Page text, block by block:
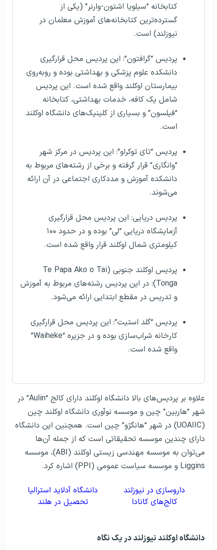
کتابخانه “سیلویا اشتون-وارنر” (یکی از
گسترده‌ترین کتابخانه‌های آموزش معلمان در
نیوزلند) است.
پردیس “گرافتون”: این پردیس محل قرارگیری
دانشکده علوم پزشکی و بهداشتی بوده و روبه‌روی
بیمارستان اوکلند واقع شده است. این پردیس
شامل یک کافه، خدمات بهداشتی، کتابخانه
“فیلسون” و بسیاری از کلینیک‌های دانشگاه اوکلند
است.
پردیس “تای توکراو”: این پردیس در مرکز شهر
“وانگاری” قرار گرفته و برخی از رشته‌های مربوط به
دانشکده‌ آموزش و مددکاری اجتماعی در آن ارائه
می‌شوند.
پردیس دریایی: این پردیس محل قرارگیری
آزمایشگاه دریایی “لی” بوده و در حدود ۱۰۰
کیلومتری شمال اوکلند قرار واقع شده است.
پردیس اوکلند جنوبی (Te Papa Ako o Tai
Tonga): در این پردیس رشته‌های مربوط به آموزش
و تدریس در مقطع ابتدایی ارائه می‌شود.
پردیس “گلد استیت”: این پردیس محل قرارگیری
کارخانه شراب‌سازی بوده و در جزیره “Waiheke”
واقع شده است.
علاوه بر پردیس‌های بالا دانشگاه اوکلند دارای کالج “Aulin” در
شهر “هاربین” چین و موسسه نوآوری دانشگاه اوکلند چین
(UOAIIC) در شهر “هانگژو” چین است. همچنین این دانشگاه
دارای چندین موسسه تحقیقاتی است که از جمله آن‌ها
می‌توان به موسسه مهندسی زیستی اوکلند (ABI)، موسسه
Liggins و موسسه سیاست عمومی (PPI) اشاره کرد.
داروسازی در نیوزلند
دانشگاه آدلاید استرالیا
کالج‌های کانادا
تحصیل در هلند
دانشگاه اوکلند نیوزلند در يک نگاه